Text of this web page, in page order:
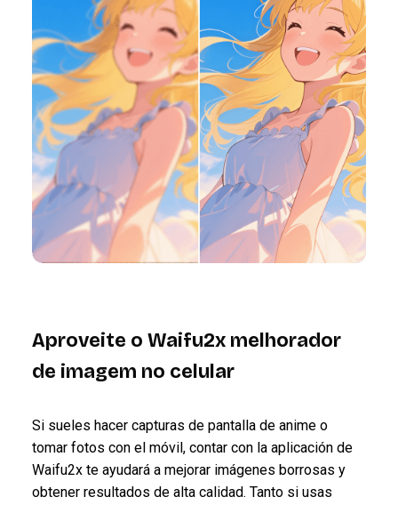
Aproveite o Waifu2x melhorador
de imagem no celular
Si sueles hacer capturas de pantalla de anime o
tomar fotos con el móvil, contar con la aplicación de
Waifu2x te ayudará a mejorar imágenes borrosas y
obtener resultados de alta calidad. Tanto si usas